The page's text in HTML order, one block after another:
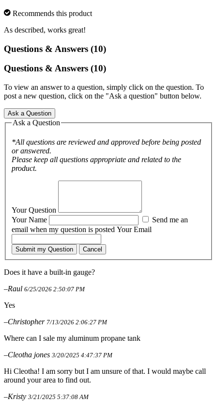
Recommends this product
As described, works great!
Questions & Answers (10)
Questions & Answers (10)
To view an answer to a question, simply click on the question. To
post a new question, click on the "Ask a question" button below.
Ask a Question
Ask a Question
*All questions are reviewed and approved before being posted
or answered.
Please keep all questions appropriate and related to the
product.
Your Question
Your Name
email when my question is posted Your Email
Submit my Question Cancel
Does it have a built-in gauge?
–Raul 6/25/2026 2:50:07 PM
Yes
–Christopher 7/13/2026 2:06:27 PM
Where can I sale my aluminum propane tank
–Cleotha jones 3/20/2025 4:47:37 PM
Hi Cleotha! I am sorry but I am unsure of that. I would maybe call
around your area to find out.
–Kristy 3/21/2025 5:37:08 AM